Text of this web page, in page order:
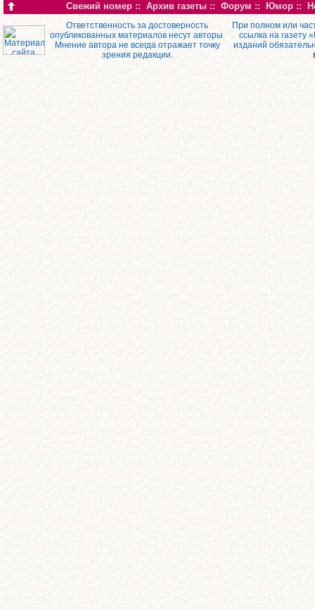
Свежий номер :: Архив газеты :: Форум :: Юмор ::
Ответственность за достоверность
опубликованных материалов несут авторы.
Мнение автора не всегда отражает точку
зрения редакции.
При полном или
ссылка на газету
изданий